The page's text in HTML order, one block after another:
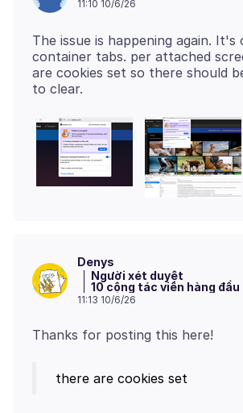
11:10 10/6/26
The issue is happening again. It's
container tabs. per attached
are cookies set so there should
Denys
Người xét duyệt
10 cộng tác viên hàng đầu
11:13 10/6/26
there are cookies set